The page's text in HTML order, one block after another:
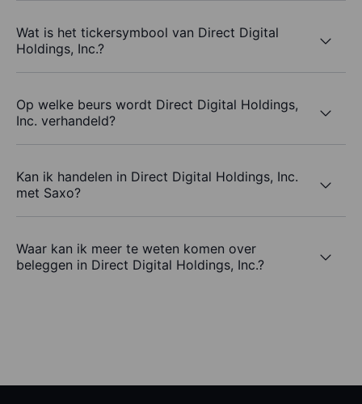
Wat is het tickersymbool van Direct Digital
Holdings, Inc.?
Op welke beurs wordt Direct Digital Holdings,
Inc. verhandeld?
Kan ik handelen in Direct Digital Holdings, Inc.
met Saxo?
Waar kan ik meer te weten komen over
beleggen in Direct Digital Holdings, Inc.?